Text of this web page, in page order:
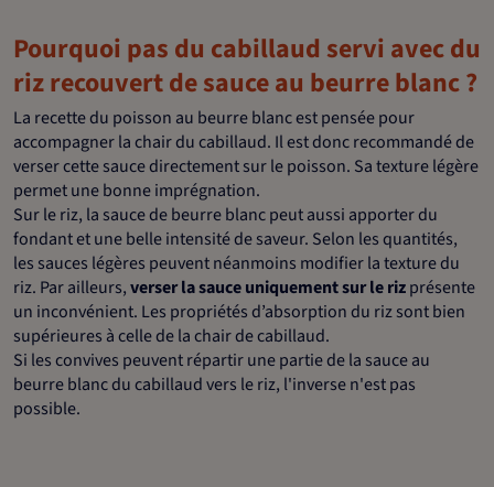
Pourquoi pas du cabillaud servi avec du
riz recouvert de sauce au beurre blanc ?
La recette du poisson au beurre blanc est pensée pour
accompagner la chair du cabillaud. Il est donc recommandé de
verser cette sauce directement sur le poisson. Sa texture légère
permet une bonne imprégnation.
Sur le riz, la sauce de beurre blanc peut aussi apporter du
fondant et une belle intensité de saveur. Selon les quantités,
les sauces légères peuvent néanmoins modifier la texture du
riz. Par ailleurs,verser la sauce uniquement sur le rizprésente
un inconvénient. Les propriétés d’absorption du riz sont bien
supérieures à celle de la chair de cabillaud.
Si les convives peuvent répartir une partie de la sauce au
beurre blanc du cabillaud vers le riz, l'inverse n'est pas
possible.